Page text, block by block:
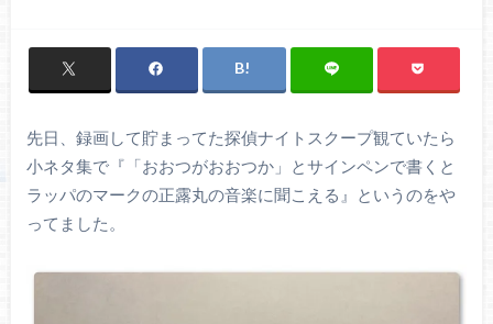
先日、録画して貯まってた探偵ナイトスクープ観ていたら
小ネタ集で『「おおつがおおつか」とサインペンで書くと
ラッパのマークの正露丸の音楽に聞こえる』というのをや
ってました。